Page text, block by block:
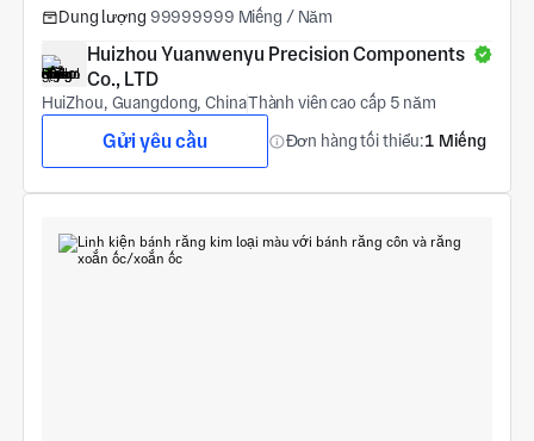
Dung lượng 99999999 Miếng / Năm
Huizhou Yuanwenyu Precision Components
Co., LTD
HuiZhou, Guangdong, ChinaThành viên cao cấp 5 năm
Gửi yêu cầu Đơn hàng tối thiểu:1 Miếng